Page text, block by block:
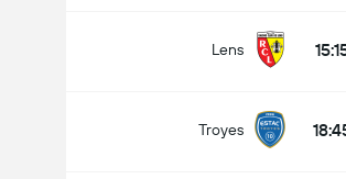
Lens
Troyes
total gol dalam permainan
lebih